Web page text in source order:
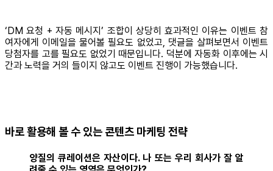
‘DM 요청 + 자동 메시지’ 조합이 상당히 효과적인 이유는 이벤트 참
여자에게 이메일을 물어볼 필요도 없었고, 댓글을 살펴보면서 이벤트
당첨자를 고를 필요도 없었기 때문입니다. 덕분에 자동화 이후에는 시
간과 노력을 거의 들이지 않고도 이벤트 진행이 가능했습니다.
바로 활용해 볼 수 있는 콘텐츠 마케팅 전략
양질의 큐레이션은 자산이다. 나 또는 우리 회사가 잘 알